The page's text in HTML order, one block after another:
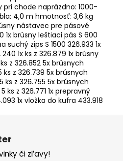
pri chode naprázdno: 1000-
4,0 m hmotnosť: 3,6 kg
nástavec pre pásové
1x brúsny leštiaci pás S 600
suchý zips S 1500 326.933 1x
240 1x ks z 326.879 1x brúsny
ks z 326.852 5x brúsnych
ks z 326.739 5x brúsnych
5 ks z 326.755 5x brúsnych
ks z 326.771 1x prepravný
1x vložka do kufra 433.918
či zľavy!